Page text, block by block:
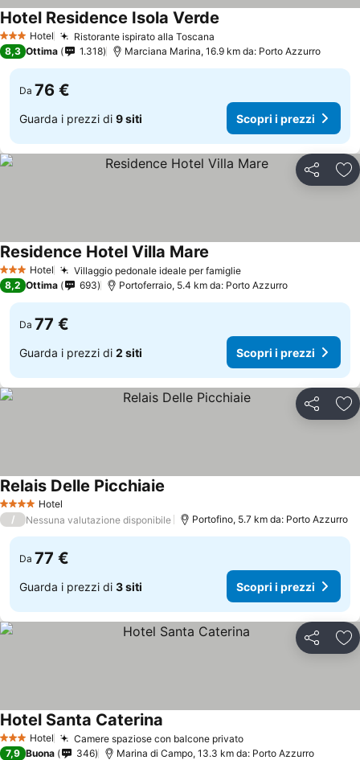
3 StelleHotel Ristorante ispirato alla Toscana
Hotel Residence Isola Verde
8,3 Ottima 1.318 Marciana Marina, 16.9 km da: Porto Azzurro
Da 76 €
Guarda i prezzi di 9 siti Scopri i prezzi
Condividi
3 StelleHotel Villaggio pedonale ideale per famiglie
Residence Hotel Villa Mare
8,2 Ottima 693 Portoferraio, 5.4 km da: Porto Azzurro
Da 77 €
Guarda i prezzi di 2 siti Scopri i prezzi
Condividi
4 Stelle Hotel
Relais Delle Picchiaie
/ Nessuna valutazione disponibile Portofino, 5.7 km da: Porto Azzurro
Da 77 €
Guarda i prezzi di 3 siti Scopri i prezzi
Condividi
3 StelleHotel Camere spaziose con balcone privato
Hotel Santa Caterina
7,9 Buona 346 Marina di Campo, 13.3 km da: Porto Azzurro